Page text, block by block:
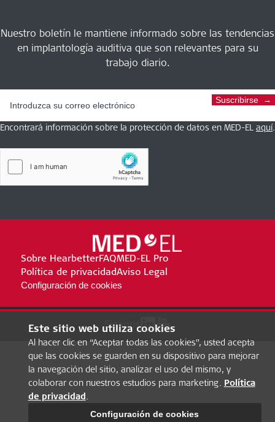
Nuestro boletín le mantiene informado sobre las tendencias
en implantología auditiva que son relevantes para su
trabajo diario.
Suscribirse
Encontrará información sobre la protección de datos en MED-EL aquí.
Sobre HearbetterFAQMED-EL Pro
Política de privacidadAviso Legal
Configuración de cookies
Siganos
Este sitio web utiliza cookies
Al hacer clic en “Aceptar todas las cookies”, usted acepta
que las cookies se guarden en su dispositivo para mejorar
la navegación del sitio, analizar el uso del mismo, y
colaborar con nuestros estudios para marketing. Política
de privacidad.
Configuración de cookies